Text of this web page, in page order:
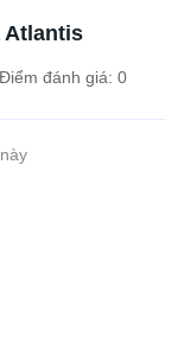
Atlantis
Điểm đánh giá: 0